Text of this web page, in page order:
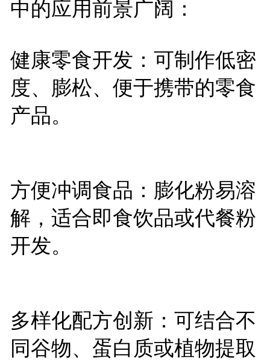
中的应用前景广阔：
健康零食开发：可制作低密
度、膨松、便于携带的零食
产品。
方便冲调食品：膨化粉易溶
解，适合即食饮品或代餐粉
开发。
多样化配方创新：可结合不
同谷物、蛋白质或植物提取